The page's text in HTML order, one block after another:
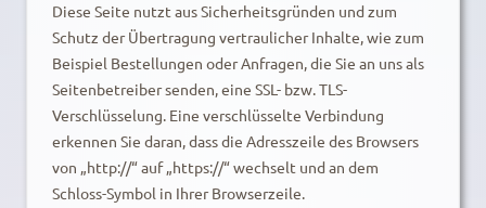
Diese Seite nutzt aus Sicherheitsgründen und zum
Schutz der Übertragung vertraulicher Inhalte, wie zum
Beispiel Bestellungen oder Anfragen, die Sie an uns als
Seitenbetreiber senden, eine SSL- bzw. TLS-
Verschlüsselung. Eine verschlüsselte Verbindung
erkennen Sie daran, dass die Adresszeile des Browsers
von „http://“ auf „https://“ wechselt und an dem
Schloss-Symbol in Ihrer Browserzeile.